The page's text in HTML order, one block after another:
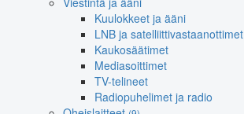
Kuulokkeet ja ääni
LNB ja satelliittivastaanottimet
Kaukosäätimet
Mediasoittimet
TV-telineet
Radiopuhelimet ja radio